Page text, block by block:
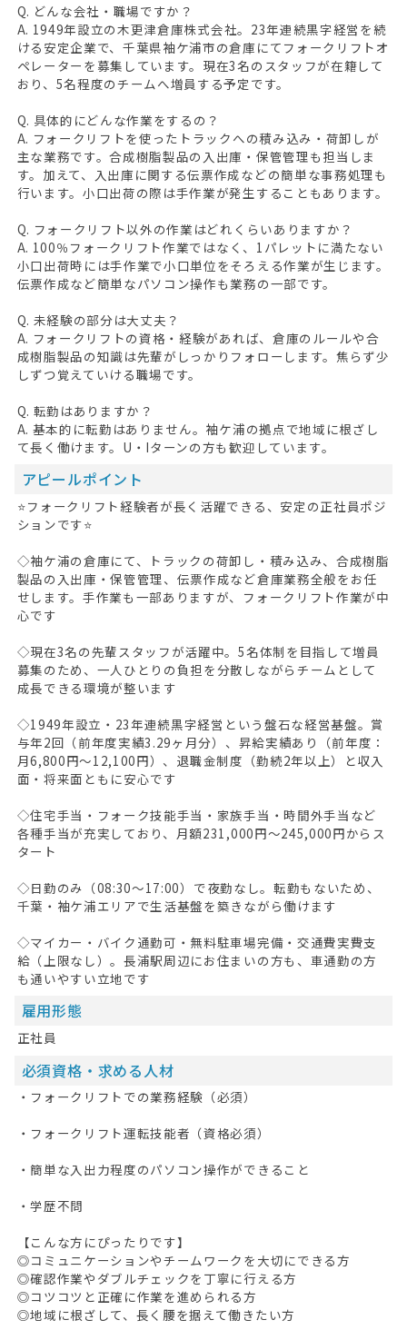
Q. どんな会社・職場ですか？
A. 1949年設立の木更津倉庫株式会社。23年連続黒字経営を続
ける安定企業で、千葉県袖ケ浦市の倉庫にてフォークリフトオ
ペレーターを募集しています。現在3名のスタッフが在籍して
おり、5名程度のチームへ増員する予定です。
Q. 具体的にどんな作業をするの？
A. フォークリフトを使ったトラックへの積み込み・荷卸しが
主な業務です。合成樹脂製品の入出庫・保管管理も担当しま
す。加えて、入出庫に関する伝票作成などの簡単な事務処理も
行います。小口出荷の際は手作業が発生することもあります。
Q. フォークリフト以外の作業はどれくらいありますか？
A. 100％フォークリフト作業ではなく、1パレットに満たない
小口出荷時には手作業で小口単位をそろえる作業が生じます。
伝票作成など簡単なパソコン操作も業務の一部です。
Q. 未経験の部分は大丈夫？
A. フォークリフトの資格・経験があれば、倉庫のルールや合
成樹脂製品の知識は先輩がしっかりフォローします。焦らず少
しずつ覚えていける職場です。
Q. 転勤はありますか？
A. 基本的に転勤はありません。袖ケ浦の拠点で地域に根ざし
て長く働けます。U・Iターンの方も歓迎しています。
アピールポイント
⭐フォークリフト経験者が長く活躍できる、安定の正社員ポジ
ションです⭐
◇袖ケ浦の倉庫にて、トラックの荷卸し・積み込み、合成樹脂
製品の入出庫・保管管理、伝票作成など倉庫業務全般をお任
せします。手作業も一部ありますが、フォークリフト作業が中
心です
◇現在3名の先輩スタッフが活躍中。5名体制を目指して増員
募集のため、一人ひとりの負担を分散しながらチームとして
成長できる環境が整います
◇1949年設立・23年連続黒字経営という盤石な経営基盤。賞
与年2回（前年度実績3.29ヶ月分）、昇給実績あり（前年度：
月6,800円〜12,100円）、退職金制度（勤続2年以上）と収入
面・将来面ともに安心です
◇住宅手当・フォーク技能手当・家族手当・時間外手当など
各種手当が充実しており、月額231,000円〜245,000円からス
タート
◇日勤のみ（08:30〜17:00）で夜勤なし。転勤もないため、
千葉・袖ケ浦エリアで生活基盤を築きながら働けます
◇マイカー・バイク通勤可・無料駐車場完備・交通費実費支
給（上限なし）。長浦駅周辺にお住まいの方も、車通勤の方
も通いやすい立地です
雇用形態
正社員
必須資格・求める人材
・フォークリフトでの業務経験（必須）
・フォークリフト運転技能者（資格必須）
・簡単な入出力程度のパソコン操作ができること
・学歴不問
【こんな方にぴったりです】
◎コミュニケーションやチームワークを大切にできる方
◎確認作業やダブルチェックを丁寧に行える方
◎コツコツと正確に作業を進められる方
◎地域に根ざして、長く腰を据えて働きたい方